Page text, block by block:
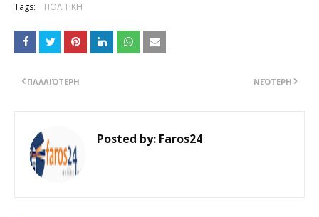
Tags: ΠΟΛΙΤΙΚΗ
ΝΕΌΤΕΡΗ
ΠΑΛΑΙΌΤΕΡΗ
Posted by: Faros24